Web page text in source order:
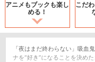
アニメもブックも楽し
める！
こだ
「夜はまだ終わらない」吸血
ナを“好き”になることを決め